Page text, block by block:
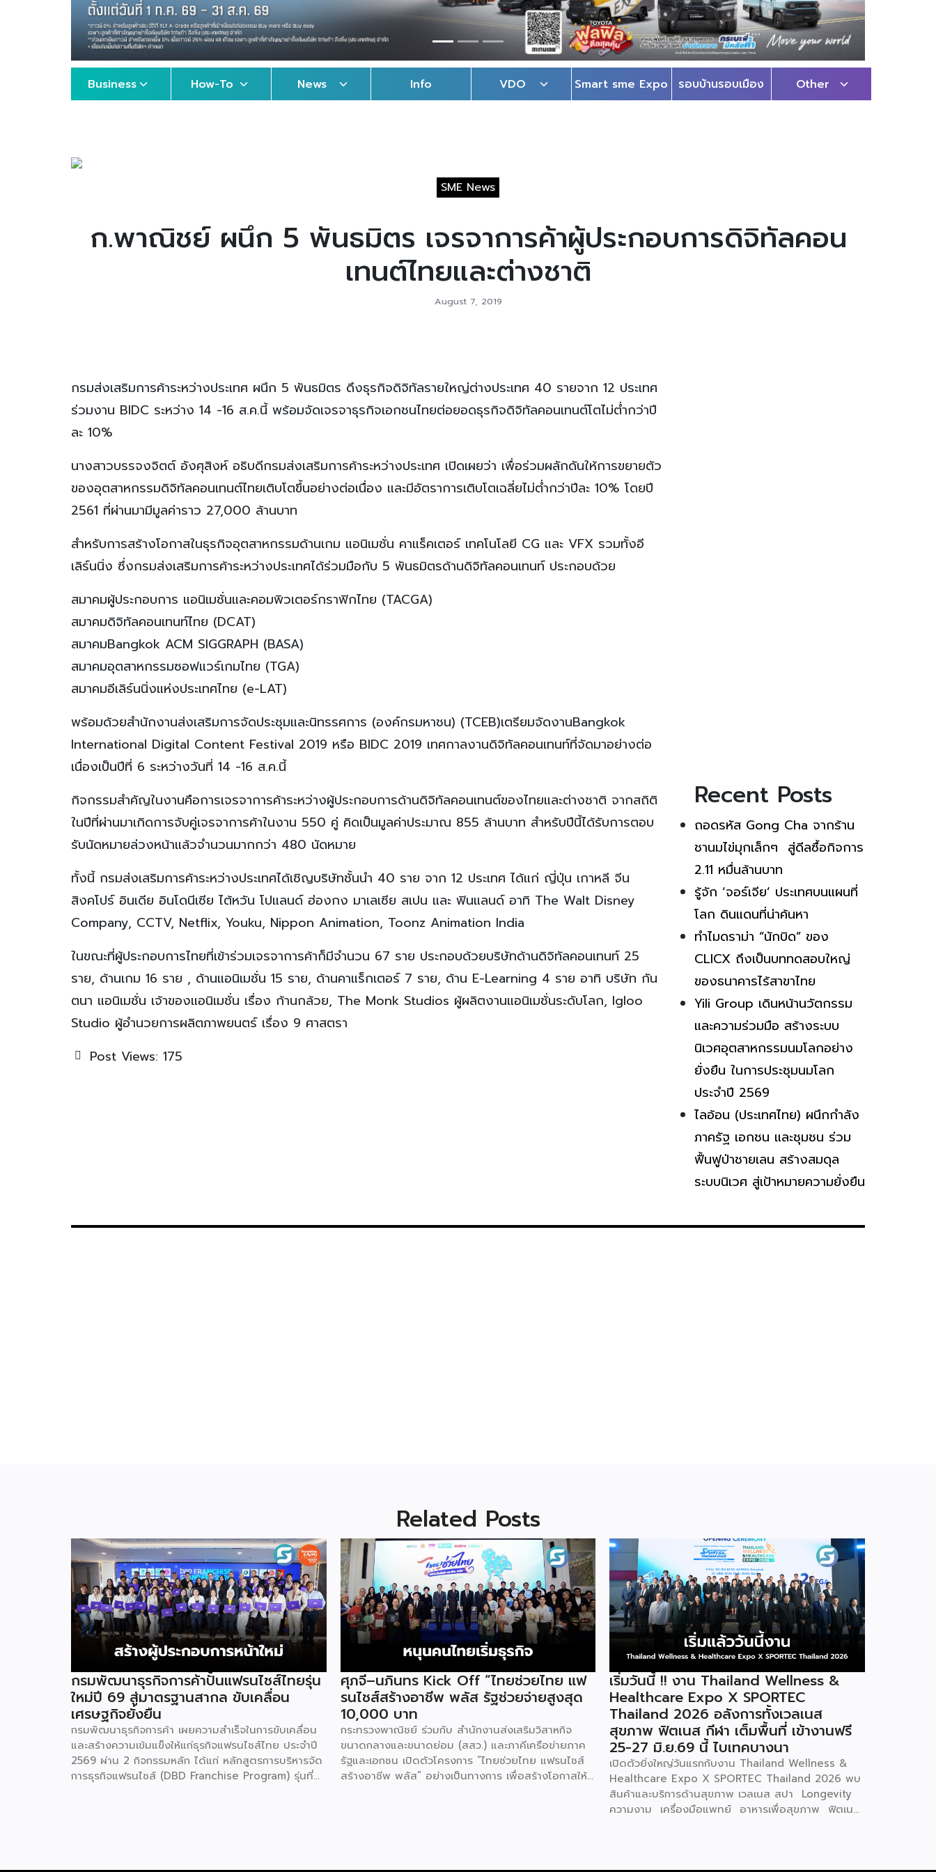
Business How-To News Info VDO Smart sme Expo รอบบ้านรอบเมือง Other
SME News
ก.พาณิชย์ ผนึก 5 พันธมิตร เจรจาการค้าผู้ประกอบการดิจิทัลคอน
เทนต์ไทยและต่างชาติ
August 7, 2019
กรมส่งเสริมการค้าระหว่างประเทศ ผนึก 5 พันธมิตร ดึงธุรกิจดิจิทัลรายใหญ่ต่างประเทศ 40 รายจาก 12 ประเทศ
ร่วมงาน BIDC ระหว่าง 14 -16 ส.ค.นี้ พร้อมจัดเจรจาธุรกิจเอกชนไทยต่อยอดธุรกิจดิจิทัลคอนเทนต์โตไม่ต่ำกว่าปี
ละ 10%
นางสาวบรรจงจิตต์ อังศุสิงห์ อธิบดีกรมส่งเสริมการค้าระหว่างประเทศ เปิดเผยว่า เพื่อร่วมผลักดันให้การขยายตัว
ของอุตสาหกรรมดิจิทัลคอนเทนต์ไทยเติบโตขึ้นอย่างต่อเนื่อง และมีอัตราการเติบโตเฉลี่ยไม่ต่ำกว่าปีละ 10% โดยปี
2561 ที่ผ่านมามีมูลค่าราว 27,000 ล้านบาท
สำหรับการสร้างโอกาสในธุรกิจอุตสาหกรรมด้านเกม แอนิเมชั่น คาแร็คเตอร์ เทคโนโลยี CG และ VFX รวมทั้งอี
เลิร์นนิ่ง ซึ่งกรมส่งเสริมการค้าระหว่างประเทศได้ร่วมมือกับ 5 พันธมิตรด้านดิจิทัลคอนเทนท์ ประกอบด้วย
สมาคมผู้ประกอบการ แอนิเมชั่นและคอมพิวเตอร์กราฟิกไทย (TACGA)
สมาคมดิจิทัลคอนเทนท์ไทย (DCAT)
สมาคมBangkok ACM SIGGRAPH (BASA)
สมาคมอุตสาหกรรมซอฟแวร์เกมไทย (TGA)
สมาคมอีเลิร์นนิ่งแห่งประเทศไทย (e-LAT)
พร้อมด้วยสำนักงานส่งเสริมการจัดประชุมและนิทรรศการ (องค์กรมหาชน) (TCEB)เตรียมจัดงานBangkok
International Digital Content Festival 2019 หรือ BIDC 2019 เทศกาลงานดิจิทัลคอนเทนท์ที่จัดมาอย่างต่อ
เนื่องเป็นปีที่ 6 ระหว่างวันที่ 14 -16 ส.ค.นี้
กิจกรรมสำคัญในงานคือการเจรจาการค้าระหว่างผู้ประกอบการด้านดิจิทัลคอนเทนต์ของไทยและต่างชาติ จากสถิติ
ในปีที่ผ่านมาเกิดการจับคู่เจรจาการค้าในงาน 550 คู่ คิดเป็นมูลค่าประมาณ 855 ล้านบาท สำหรับปีนี้ได้รับการตอบ
รับนัดหมายล่วงหน้าแล้วจำนวนมากกว่า 480 นัดหมาย
ทั้งนี้ กรมส่งเสริมการค้าระหว่างประเทศได้เชิญบริษัทชั้นนำ 40 ราย จาก 12 ประเทศ ได้แก่ ญี่ปุ่น เกาหลี จีน
สิงคโปร์ อินเดีย อินโดนีเซีย ไต้หวัน โปแลนด์ ฮ่องกง มาเลเซีย สเปน และ ฟินแลนด์ อาทิ The Walt Disney
Company, CCTV, Netflix, Youku, Nippon Animation, Toonz Animation India
ในขณะที่ผู้ประกอบการไทยที่เข้าร่วมเจรจาการค้าก็มีจำนวน 67 ราย ประกอบด้วยบริษัทด้านดิจิทัลคอนเทนท์ 25
ราย, ด้านเกม 16 ราย , ด้านแอนิเมชั่น 15 ราย, ด้านคาแร็กเตอร์ 7 ราย, ด้าน E-Learning 4 ราย อาทิ บริษัท กัน
ตนา แอนิเมชั่น เจ้าของแอนิเมชั่น เรื่อง ก้านกล้วย, The Monk Studios ผู้ผลิตงานแอนิเมชั่นระดับโลก, Igloo
Studio ผู้อำนวยการผลิตภาพยนตร์ เรื่อง 9 ศาสตรา
Post Views: 175
Recent Posts
ถอดรหัส Gong Cha จากร้าน
ชานมไข่มุกเล็กๆ สู่ดีลซื้อกิจการ
2.11 หมื่นล้านบาท
รู้จัก ‘จอร์เจีย’ ประเทศบนแผนที่
โลก ดินแดนที่น่าค้นหา
ทำไมดราม่า “นักบิด” ของ
CLICX ถึงเป็นบททดสอบใหญ่
ของธนาคารไร้สาขาไทย
Yili Group เดินหน้านวัตกรรม
และความร่วมมือ สร้างระบบ
นิเวศอุตสาหกรรมนมโลกอย่าง
ยั่งยืน ในการประชุมนมโลก
ประจำปี 2569
ไลอ้อน (ประเทศไทย) ผนึกกำลัง
ภาครัฐ เอกชน และชุมชน ร่วม
ฟื้นฟูป่าชายเลน สร้างสมดุล
ระบบนิเวศ สู่เป้าหมายความยั่งยืน
Related Posts
กรมพัฒนาธุรกิจการค้าปั้นแฟรนไชส์ไทยรุ่น
ใหม่ปี 69 สู่มาตรฐานสากล ขับเคลื่อน
เศรษฐกิจยั่งยืน
กรมพัฒนาธุรกิจการค้า เผยความสำเร็จในการขับเคลื่อน
และสร้างความเข้มแข็งให้แก่ธุรกิจแฟรนไชส์ไทย ประจำปี
2569 ผ่าน 2 กิจกรรมหลัก ได้แก่ หลักสูตรการบริหารจัด
การธุรกิจแฟรนไชส์ (DBD Franchise Program) รุ่นที่
กรณ์ อธิบดีกรมพัฒนาธุรกิจการค้า กระทรวงพาณิชย์
ศุภจี–นภินทร Kick Off “ไทยช่วยไทย แฟ
รนไชส์สร้างอาชีพ พลัส รัฐช่วยจ่ายสูงสุด
10,000 บาท
กระทรวงพาณิชย์ ร่วมกับ สำนักงานส่งเสริมวิสาหกิจ
ขนาดกลางและขนาดย่อม (สสว.) และภาคีเครือข่ายภาค
รัฐและเอกชน เปิดตัวโครงการ “ไทยช่วยไทย แฟรนไชส์
สร้างอาชีพ พลัส” อย่างเป็นทางการ เพื่อสร้างโอกาสให้
นายกรัฐมนตรีและรัฐมนตรีว่าการกระทรวงพาณิชย์ เป็น
เริ่มวันนี้ !! งาน Thailand Wellness &
Healthcare Expo X SPORTEC
Thailand 2026 อลังการทั้งเวลเนส
สุขภาพ ฟิตเนส กีฬา เต็มพื้นที่ เข้างานฟรี
25-27 มิ.ย.69 นี้ ไบเทคบางนา
เปิดตัวยิ่งใหญ่วันแรกกับงาน Thailand Wellness &
Healthcare Expo X SPORTEC Thailand 2026 พบ
สินค้าและบริการด้านสุขภาพ เวลเนส สปา Longevity
ความงาม เครื่องมือแพทย์ อาหารเพื่อสุขภาพ ฟิตเนส